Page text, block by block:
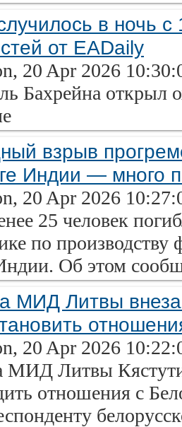
в ночь
от EADaily
20 Apr 2026
Бахрейна открыл
взрыв
Индии — много
20 Apr 2026
25 человек
по производству
Об этом
МИД Литвы
20 Apr 2026
МИД Литвы
отношения с